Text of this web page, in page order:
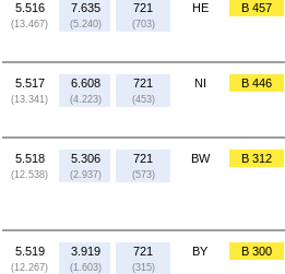
5.516
(13.467)
7.635
(5.240)
721
(703)
HE B 457
5.517
(13.341)
6.608
(4.223)
721
(453)
NI B 446
5.518
(12.538)
5.306
(2.937)
721
(573)
BW B 312
5.519
(12.267)
3.919
(1.603)
721
(315)
BY B 300